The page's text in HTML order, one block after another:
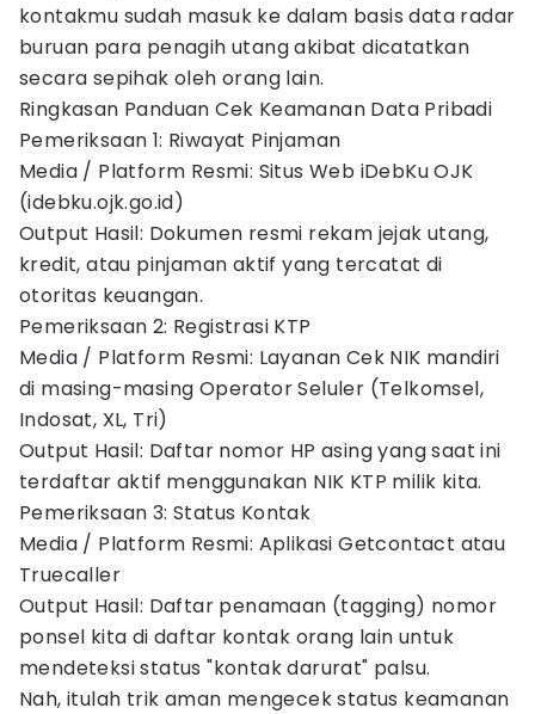
kontakmu sudah masuk ke dalam basis data radar
buruan para penagih utang akibat dicatatkan
secara sepihak oleh orang lain.
Ringkasan Panduan Cek Keamanan Data Pribadi
Pemeriksaan 1: Riwayat Pinjaman
Media / Platform Resmi: Situs Web iDebKu OJK
(idebku.ojk.go.id)
Output Hasil: Dokumen resmi rekam jejak utang,
kredit, atau pinjaman aktif yang tercatat di
otoritas keuangan.
Pemeriksaan 2: Registrasi KTP
Media / Platform Resmi: Layanan Cek NIK mandiri
di masing-masing Operator Seluler (Telkomsel,
Indosat, XL, Tri)
Output Hasil: Daftar nomor HP asing yang saat ini
terdaftar aktif menggunakan NIK KTP milik kita.
Pemeriksaan 3: Status Kontak
Media / Platform Resmi: Aplikasi Getcontact atau
Truecaller
Output Hasil: Daftar penamaan (tagging) nomor
ponsel kita di daftar kontak orang lain untuk
mendeteksi status "kontak darurat" palsu.
Nah, itulah trik aman mengecek status keamanan